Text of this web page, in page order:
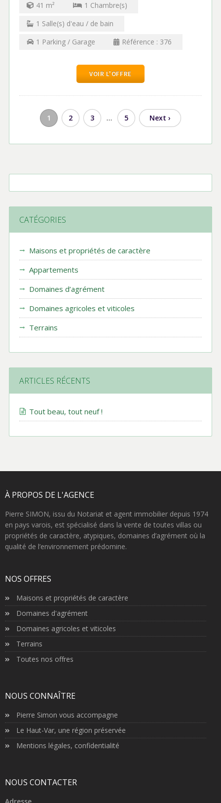
41 m² 1 Chambre(s)
1 Salle(s) d'eau / de bain
1 Parking / Garage Référence : 376
VOIR L'OFFRE
1 2 3 … 5 Next ›
CATÉGORIES
Maisons et propriétés de caractère
Appartements
Domaines d’agrément
Domaines agricoles et viticoles
Terrains
ARTICLES RÉCENTS
Tout beau, tout neuf !
À PROPOS DE L'AGENCE
Pierre SIMON, issu du Notariat et agent immobilier depuis 1974
en pays varois, est spécialisé dans la vente de toutes villas ou
propriétés de caractère, atypiques, domaines d’agrément où la
qualité de l’environnement prédomine.
NOS OFFRES
Maisons et propriétés de caractère
Domaines d'agrément
Domaines agricoles et viticoles
Terrains
Toutes nos offres
NOUS CONNAÎTRE
Pierre Simon vous accompagne
Le Haut-Var, une région préservée
Mentions légales, confidentialité
NOUS CONTACTER